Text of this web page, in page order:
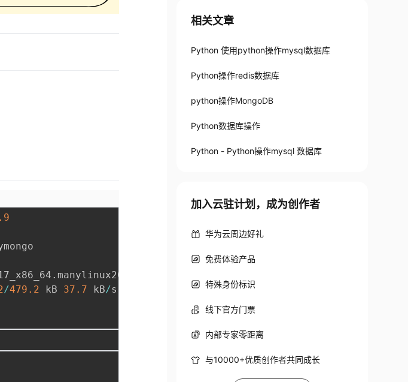
. manylinux2014_x86_64
/479.2 kB 37.7 kB/s eta
相关文章
Python 使用python操作mysql数据库
Python操作redis数据库
python操作MongoDB
Python数据库操作
Python - Python操作mysql 数据库
加入云驻计划，成为创作者
华为云周边好礼
免费体验产品
特殊身份标识
线下官方门票
内部专家零距离
与10000+优质创作者共同成长